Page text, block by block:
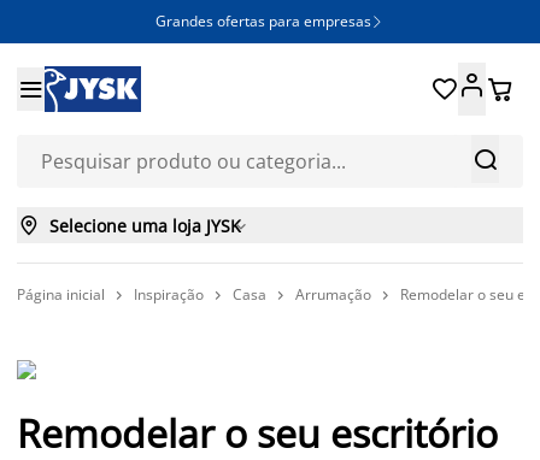
Grandes ofertas para empresas 


 
 Selecione uma loja JYSK
Página inicial  Inspiração  Casa  Arrumação  Remodelar o seu
Remodelar o seu escritório